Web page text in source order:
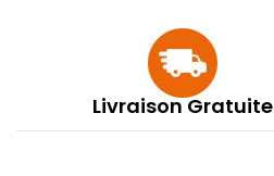
Livraison Gratuite